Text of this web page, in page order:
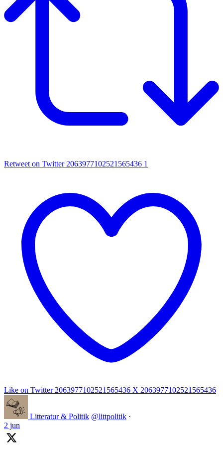
Retweet on Twitter 2063977102521565436 1
Like on Twitter 2063977102521565436 X 2063977102521565436
Litteratur & Politik @littpolitik ·
2 jun